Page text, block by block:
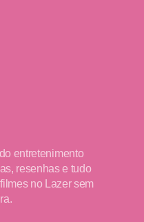
entretenimento
resenhas e tudo
no Lazer sem